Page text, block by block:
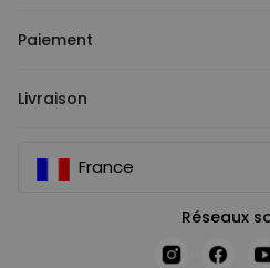
Paiement
Livraison
France
Réseaux